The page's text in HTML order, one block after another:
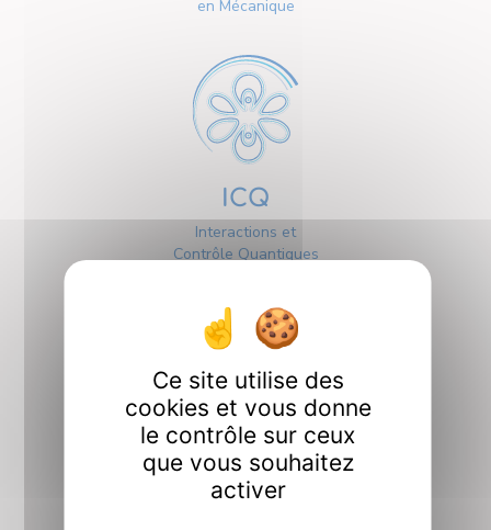
en Mécanique
ICQ
Interactions et
Contrôle Quantiques
Interfaces
Ce site utilise des
cookies et vous donne
le contrôle sur ceux
que vous souhaitez
activer